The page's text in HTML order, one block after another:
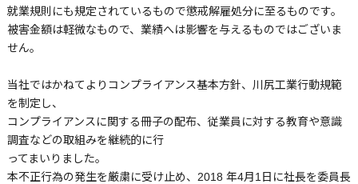
就業規則にも規定されているもので懲戒解雇処分に至るものです。
被害金額は軽微なもので、業績へは影響を与えるものではございま
せん。
当社ではかねてよりコンプライアンス基本方針、川尻工業行動規範
を制定し、
コンプライアンスに関する冊子の配布、従業員に対する教育や意識
調査などの取組みを継続的に行
ってまいりました。
本不正行為の発生を厳粛に受け止め、2018 年4月1日に社長を委員長